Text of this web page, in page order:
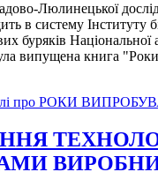
Люлинецької
в систему Інституту
буряків Національної
випущена книга
про РОКИ